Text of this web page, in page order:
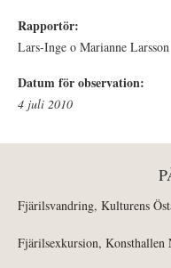
Rapportör:
Lars-Inge o Marianne Larsson
Datum för observation:
4 juli 2010
Fjärilsvandring, Kulturens
Fjärilsexkursion,